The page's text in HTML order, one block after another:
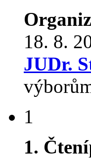
18. 8.
JUDr.
1
1. Čtení